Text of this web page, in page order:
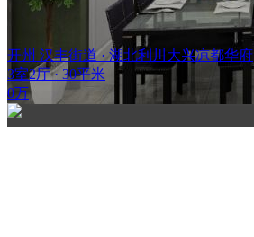
开州 汉丰街道 · 湖北利川大兴凉都华府
3室2厅 · 30平米
0万